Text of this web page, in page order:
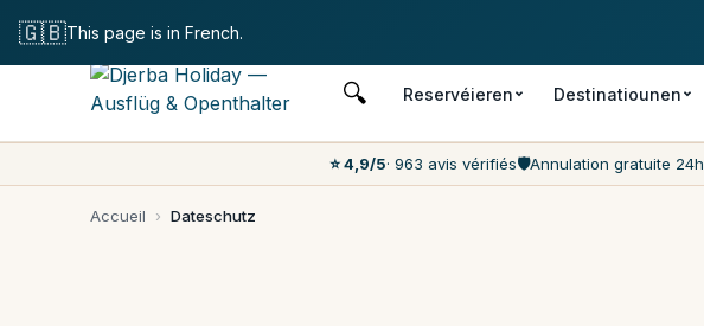
🔍 Reservéieren Destinatiounen
⭐ 4,9/5· 963 avis vérifiés🛡️Annulation gratuite 24h
Accueil › Dateschutz
🇬🇧This page is in French.